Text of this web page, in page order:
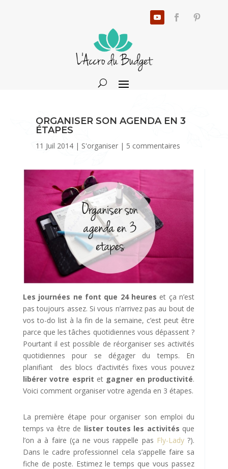
ORGANISER SON AGENDA EN 3
ÉTAPES
11 Juil 2014| S'organiser| 5 commentaires
Les journées ne font que 24 heures et ça n’est
pas toujours assez. Si vous n’arrivez pas au bout de
vos to-do list à la fin de la semaine, c’est peut être
parce que les tâches quotidiennes vous dépassent ?
Pourtant il est possible de réorganiser ses activités
quotidiennes pour se dégager du temps. En
planifiant des blocs d’activités fixes vous pouvez
libérer votre esprit et gagner en productivité.
Voici comment organiser votre agenda en 3 étapes.
La première étape pour organiser son emploi du
temps va être de lister toutes les activités que
l’on a à faire (ça ne vous rappelle pas Fly-Lady?).
Dans le cadre professionnel cela s’appelle faire sa
fiche de poste. Estimez le temps que vous passez